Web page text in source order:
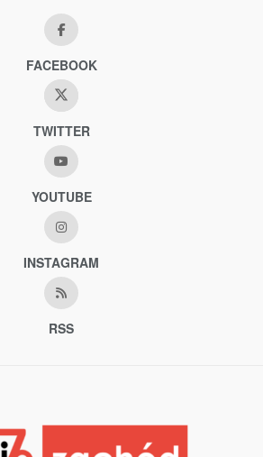
FACEBOOK
TWITTER
YOUTUBE
INSTAGRAM
RSS